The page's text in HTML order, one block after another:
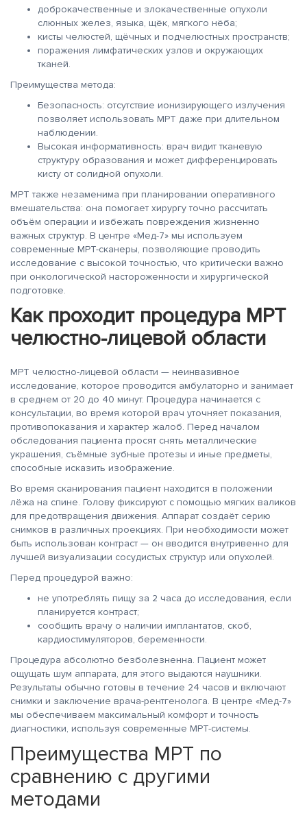
доброкачественные и злокачественные опухоли
слюнных желез, языка, щёк, мягкого нёба;
кисты челюстей, щёчных и подчелюстных пространств;
поражения лимфатических узлов и окружающих
тканей.
Преимущества метода:
Безопасность: отсутствие ионизирующего излучения
позволяет использовать МРТ даже при длительном
наблюдении.
Высокая информативность: врач видит тканевую
структуру образования и может дифференцировать
кисту от солидной опухоли.
МРТ также незаменима при планировании оперативного
вмешательства: она помогает хирургу точно рассчитать
объём операции и избежать повреждения жизненно
важных структур. В центре «Мед-7» мы используем
современные МРТ-сканеры, позволяющие проводить
исследование с высокой точностью, что критически важно
при онкологической настороженности и хирургической
подготовке.
Как проходит процедура МРТ
челюстно-лицевой области
МРТ челюстно-лицевой области — неинвазивное
исследование, которое проводится амбулаторно и занимает
в среднем от 20 до 40 минут. Процедура начинается с
консультации, во время которой врач уточняет показания,
противопоказания и характер жалоб. Перед началом
обследования пациента просят снять металлические
украшения, съёмные зубные протезы и иные предметы,
способные исказить изображение.
Во время сканирования пациент находится в положении
лёжа на спине. Голову фиксируют с помощью мягких валиков
для предотвращения движения. Аппарат создаёт серию
снимков в различных проекциях. При необходимости может
быть использован контраст — он вводится внутривенно для
лучшей визуализации сосудистых структур или опухолей.
Перед процедурой важно:
не употреблять пищу за 2 часа до исследования, если
планируется контраст;
сообщить врачу о наличии имплантатов, скоб,
кардиостимуляторов, беременности.
Процедура абсолютно безболезненна. Пациент может
ощущать шум аппарата, для этого выдаются наушники.
Результаты обычно готовы в течение 24 часов и включают
снимки и заключение врача-рентгенолога. В центре «Мед-7»
мы обеспечиваем максимальный комфорт и точность
диагностики, используя современные МРТ-системы.
Преимущества МРТ по
сравнению с другими
методами